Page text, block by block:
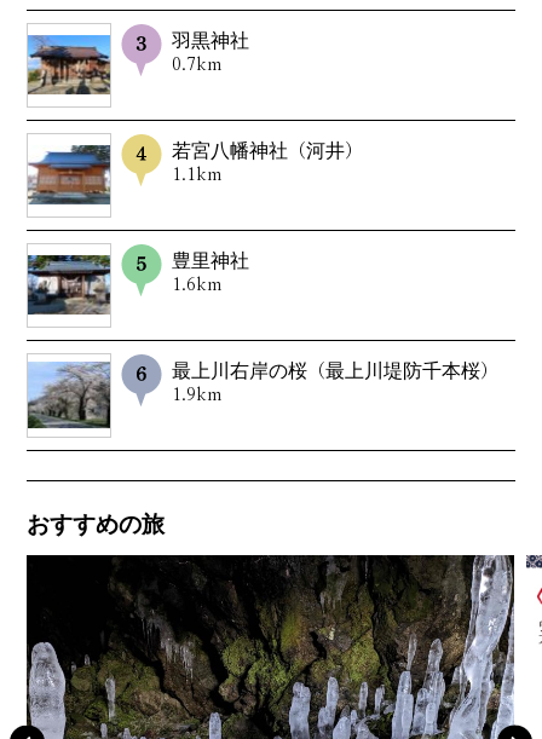
羽黒神社
0.7km
若宮八幡神社（河井）
1.1km
豊里神社
1.6km
最上川右岸の桜（最上川堤防千本桜）
1.9km
おすすめの旅